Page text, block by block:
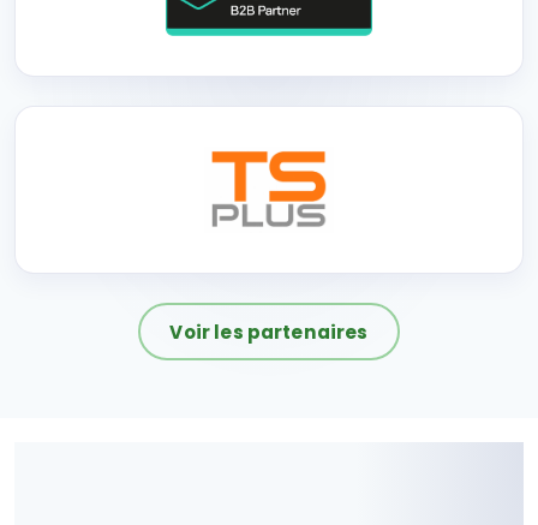
Voir les partenaires